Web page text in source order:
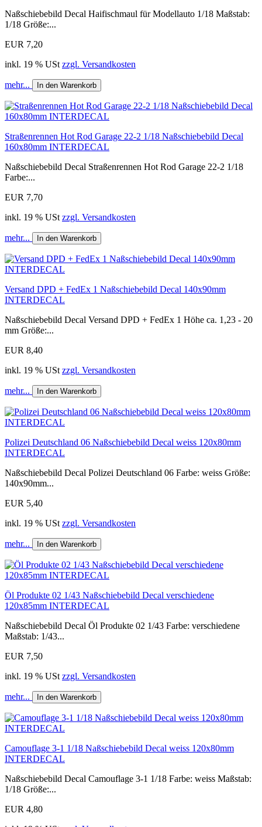
Naßschiebebild Decal Haifischmaul für Modellauto 1/18 Maßstab:
1/18 Größe:...
EUR 7,20
inkl. 19 % USt zzgl. Versandkosten
mehr... In den Warenkorb
Straßenrennen Hot Rod Garage 22-2 1/18 Naßschiebebild Decal
160x80mm INTERDECAL
Naßschiebebild Decal Straßenrennen Hot Rod Garage 22-2 1/18
Farbe:...
EUR 7,70
inkl. 19 % USt zzgl. Versandkosten
mehr... In den Warenkorb
Versand DPD + FedEx 1 Naßschiebebild Decal 140x90mm
INTERDECAL
Naßschiebebild Decal Versand DPD + FedEx 1 Höhe ca. 1,23 - 20
mm Größe:...
EUR 8,40
inkl. 19 % USt zzgl. Versandkosten
mehr... In den Warenkorb
Polizei Deutschland 06 Naßschiebebild Decal weiss 120x80mm
INTERDECAL
Naßschiebebild Decal Polizei Deutschland 06 Farbe: weiss Größe:
140x90mm...
EUR 5,40
inkl. 19 % USt zzgl. Versandkosten
mehr... In den Warenkorb
Öl Produkte 02 1/43 Naßschiebebild Decal verschiedene
120x85mm INTERDECAL
Naßschiebebild Decal Öl Produkte 02 1/43 Farbe: verschiedene
Maßstab: 1/43...
EUR 7,50
inkl. 19 % USt zzgl. Versandkosten
mehr... In den Warenkorb
Camouflage 3-1 1/18 Naßschiebebild Decal weiss 120x80mm
INTERDECAL
Naßschiebebild Decal Camouflage 3-1 1/18 Farbe: weiss Maßstab:
1/18 Größe:...
EUR 4,80